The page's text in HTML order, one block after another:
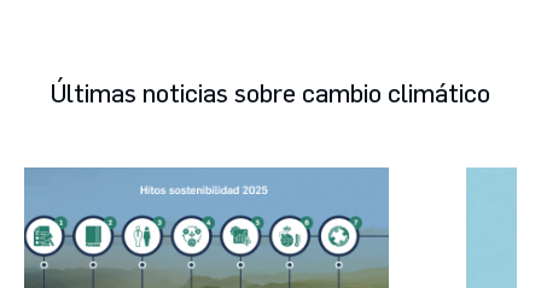
Últimas noticias sobre cambio climático